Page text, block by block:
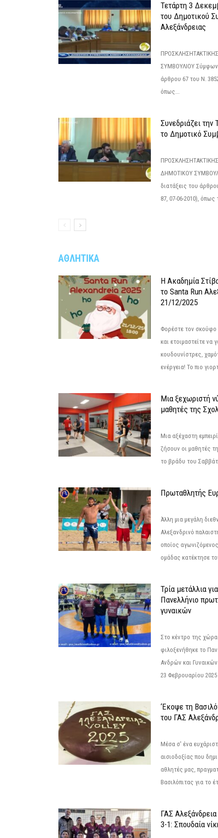
Τετάρτη 3
του Δημοτικού
Αλεξάνδρειας
ΣΥΜΒΟΥΛΙΟΥ
άρθρου 67 του Ν.
όπως...
Συνεδριάζει
το Δημοτικό
ΔΗΜΟΤΙΚΟΥ
διατάξεις του
87, 07-06-2010), όπως
ΑΘΛΗΤΙΚΑ
Η Ακαδημία
το Santa Run
21/12/2025
Φορέστε τον σκούφο
και ετοιμαστείτε να
κουδουνίστρες,
ενέργεια! Το πιο
Μια ξεχωριστή
μαθητές της
Μια αξέχαστη
ζήσουν οι μαθητές
το βράδυ του
Πρωταθλητής
Άλλη μια μεγάλη
Αλεξανδρινό
οποίος
ομάδας κατέκτησε
Τρία μετάλλια
Πανελλήνιο
γυναικών
Στο κέντρο της
φιλοξενήθηκε το
Ανδρών και
23 Φεβρουαρίου
‘Εκοψε τη
του ΓΑΣ
Μέσα σ' ένα
αισιοδοξίας που
αθλητές μας,
Βασιλόπιτας για το
ΓΑΣ
3-1: Σπουδαία